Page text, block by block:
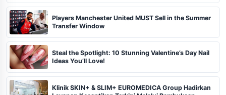
Players Manchester United MUST Sell in the Summer
Transfer Window
Steal the Spotlight: 10 Stunning Valentine’s Day Nail
Ideas You’ll Love!
Klinik SKIN+ & SLIM+ EUROMEDICA Group Hadirkan